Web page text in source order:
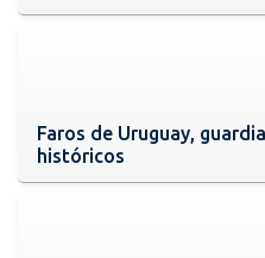
Faros de Uruguay,
históricos